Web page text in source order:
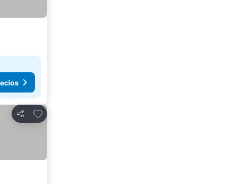
Compartir
Agregar a favoritos